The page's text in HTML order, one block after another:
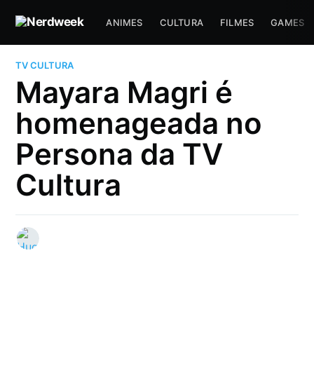
ANIMES CULTURA FILMES GAMES
TV CULTURA
Mayara Magri é
homenageada no
Persona da TV
Cultura